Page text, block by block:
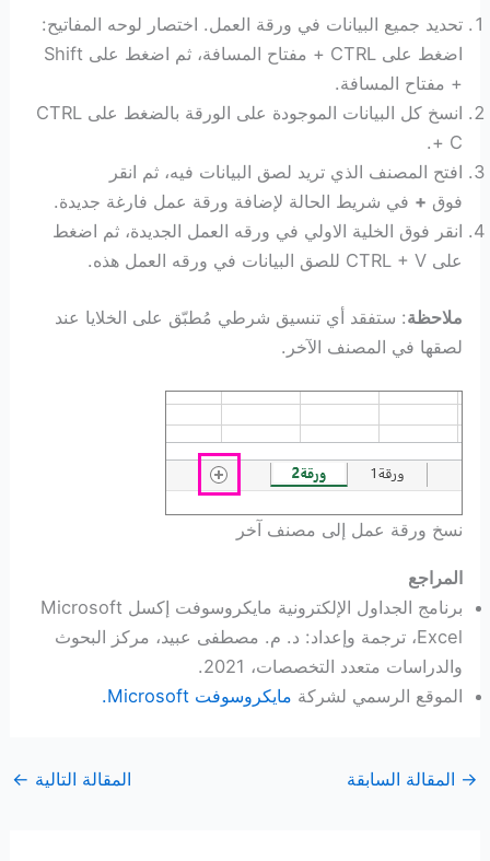
تحديد جميع البيانات في ورقة العمل. اختصار لوحه المفاتيح:
اضغط على CTRL + مفتاح المسافة، ثم اضغط على Shift
+ مفتاح المسافة.
انسخ كل البيانات الموجودة على الورقة بالضغط على CTRL
+ C.
افتح المصنف الذي تريد لصق البيانات فيه، ثم انقر
فوق + في شريط الحالة لإضافة ورقة عمل فارغة جديدة.
انقر فوق الخلية الاولي في ورقه العمل الجديدة، ثم اضغط
على CTRL + V للصق البيانات في ورقه العمل هذه.
ملاحظة: ستفقد أي تنسيق شرطي مُطبّق على الخلايا عند
لصقها في المصنف الآخر.
نسخ ورقة عمل إلى مصنف آخر
المراجع
برنامج الجداول الإلكترونية مايكروسوفت إكسل Microsoft
Excel، ترجمة وإعداد: د. م. مصطفى عبيد، مركز البحوث
والدراسات متعدد التخصصات، 2021.
الموقع الرسمي لشركة مايكروسوفت Microsoft.
→ المقالة السابقة المقالة التالية ←